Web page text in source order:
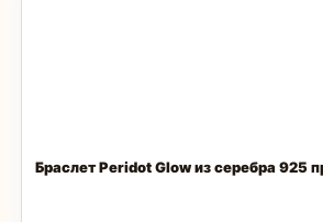
Браслет Peridot Glow из серебра 925